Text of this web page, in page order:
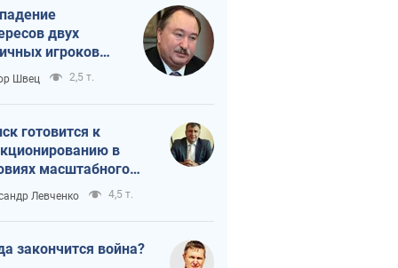
двух
игроков
тайный план
и Путина?
Швец 2,5 т.
готовится к
в
масштабного
кризиса
Левченко 4,5 т.
закончится война?